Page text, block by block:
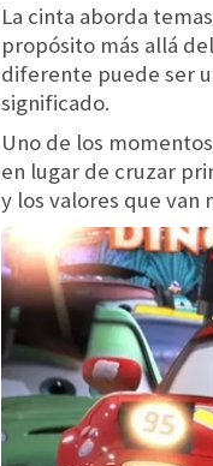
La cinta aborda
propósito más allá
diferente puede ser
significado.
Uno de los
en lugar de cruzar
y los valores que van